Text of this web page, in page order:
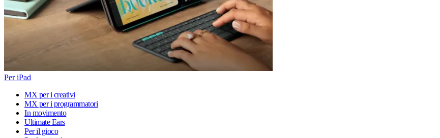
Per iPad
MX per i creativi
MX per i programmatori
In movimento
Ultimate Ears
Per il gioco